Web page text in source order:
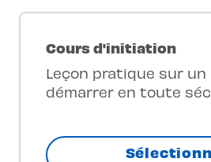
Cours d'initiation
Leçon pratique sur
démarrer en toute